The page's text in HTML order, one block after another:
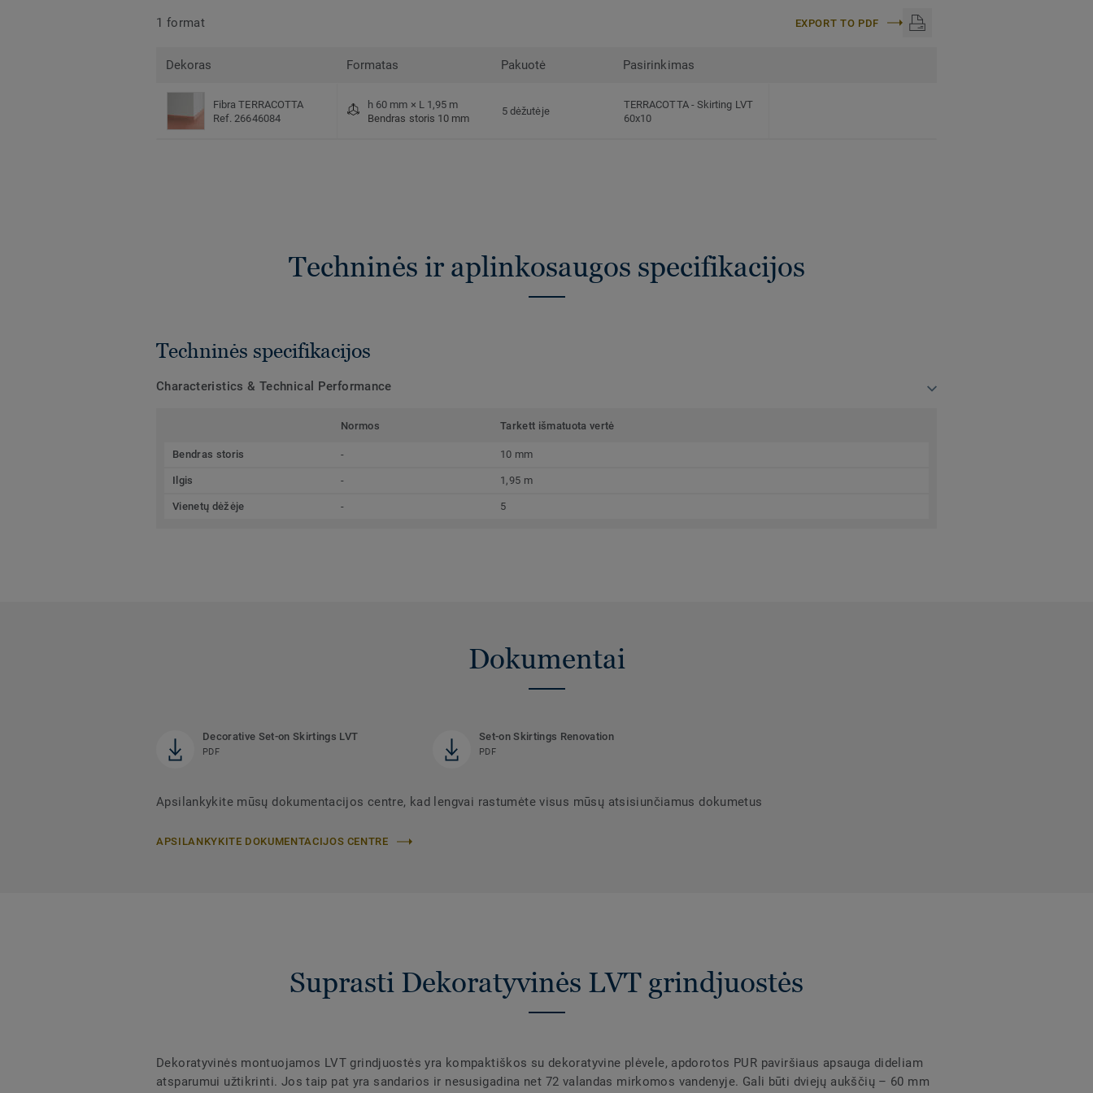
1 format EXPORT TO PDF
Dekoras Formatas Pakuotė Pasirinkimas
Fibra TERRACOTTA
Ref. 26646084
h 60 mm × L 1,95 m
Bendras storis 10 mm
5 dėžutėje
TERRACOTTA - Skirting LVT
60x10
Techninės ir aplinkosaugos specifikacijos
Techninės specifikacijos
Characteristics & Technical Performance
Normos Tarkett išmatuota vertė
Bendras storis - 10 mm
Ilgis - 1,95 m
Vienetų dėžėje - 5
Dokumentai
Decorative Set-on Skirtings LVT
PDF
Set-on Skirtings Renovation
PDF
Apsilankykite mūsų dokumentacijos centre, kad lengvai rastumėte visus mūsų atsisiunčiamus dokumetus
APSILANKYKITE DOKUMENTACIJOS CENTRE
Suprasti Dekoratyvinės LVT grindjuostės
Dekoratyvinės montuojamos LVT grindjuostės yra kompaktiškos su dekoratyvine plėvele, apdorotos PUR paviršiaus apsauga dideliam
atsparumui užtikrinti. Jos taip pat yra sandarios ir nesusigadina net 72 valandas mirkomos vandenyje. Gali būti dviejų aukščių – 60 mm